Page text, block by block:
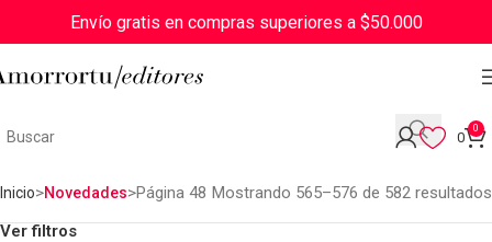
Envío gratis en compras superiores a $50.000
0
0
Inicio Novedades Página 48 Mostrando 565–576 de 582 resultados
Ver filtros